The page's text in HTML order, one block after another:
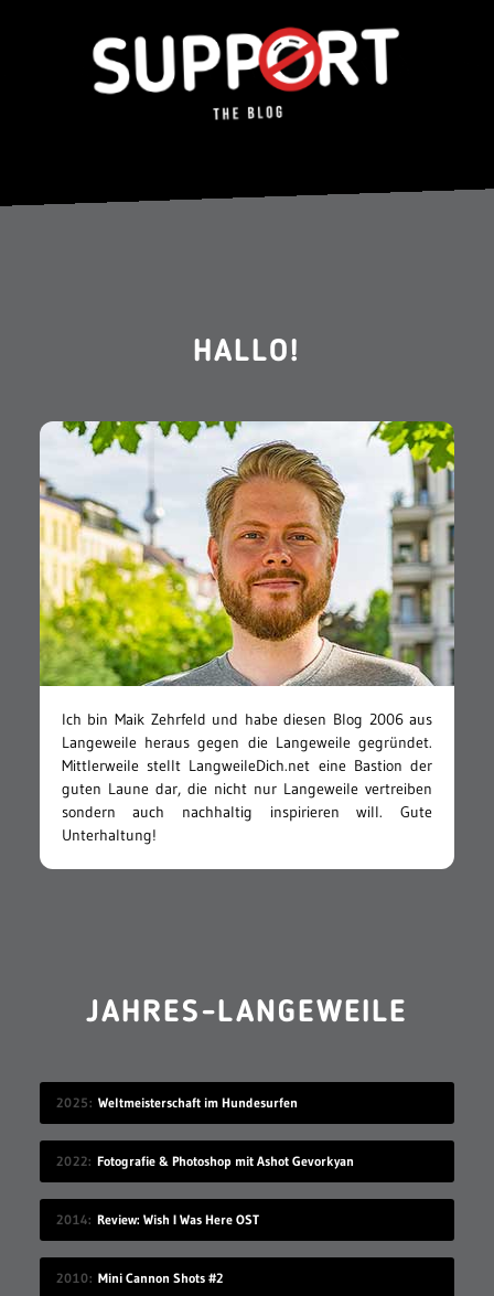
HALLO!
Ich bin Maik Zehrfeld und habe diesen Blog 2006 aus
Langeweile heraus gegen die Langeweile gegründet.
Mittlerweile stellt LangweileDich.net eine Bastion der
guten Laune dar, die nicht nur Langeweile vertreiben
sondern auch nachhaltig inspirieren will. Gute
Unterhaltung!
JAHRES-LANGEWEILE
2025 Weltmeisterschaft im Hundesurfen
2022 Fotografie & Photoshop mit Ashot Gevorkyan
2014 Review: Wish I Was Here OST
2010 Mini Cannon Shots #2